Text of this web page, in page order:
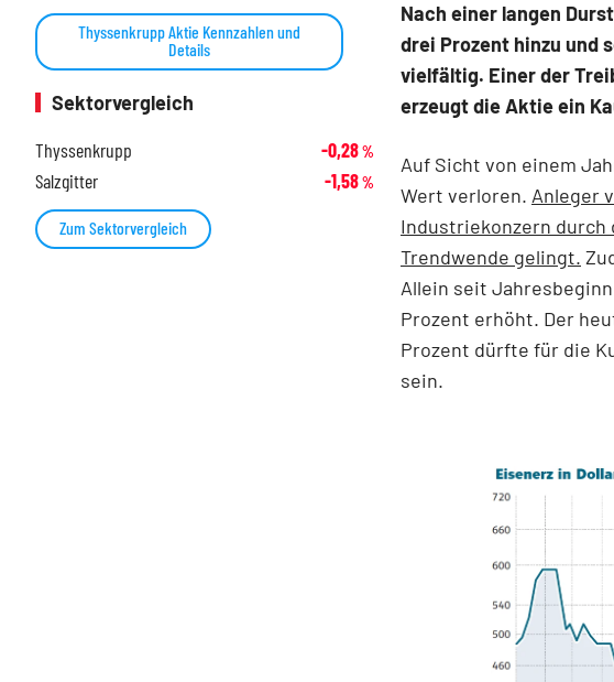
Nach einer langen
drei Prozent hinzu und
vielfältig. Einer der
erzeugt die Aktie ein
Auf Sicht von einem
Wert verloren. Anleger
Industriekonzern durch
Trendwende gelingt.
Allein seit
Prozent erhöht. Der
Prozent dürfte für die
sein.
Thyssenkrupp Aktie Kennzahlen und
Details
Sektorvergleich
Thyssenkrupp
-0,28%
Salzgitter -1,58%
Zum Sektorvergleich